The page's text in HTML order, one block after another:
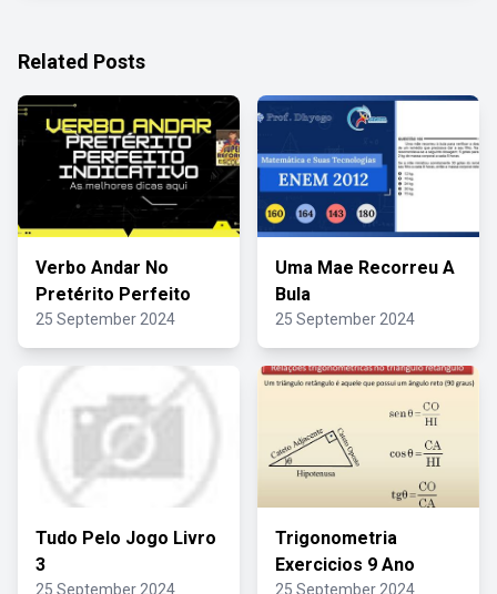
Related Posts
Verbo Andar No
Pretérito Perfeito
25 September 2024
Uma Mae Recorreu A
Bula
25 September 2024
Tudo Pelo Jogo Livro
3
25 September 2024
Trigonometria
Exercicios 9 Ano
25 September 2024